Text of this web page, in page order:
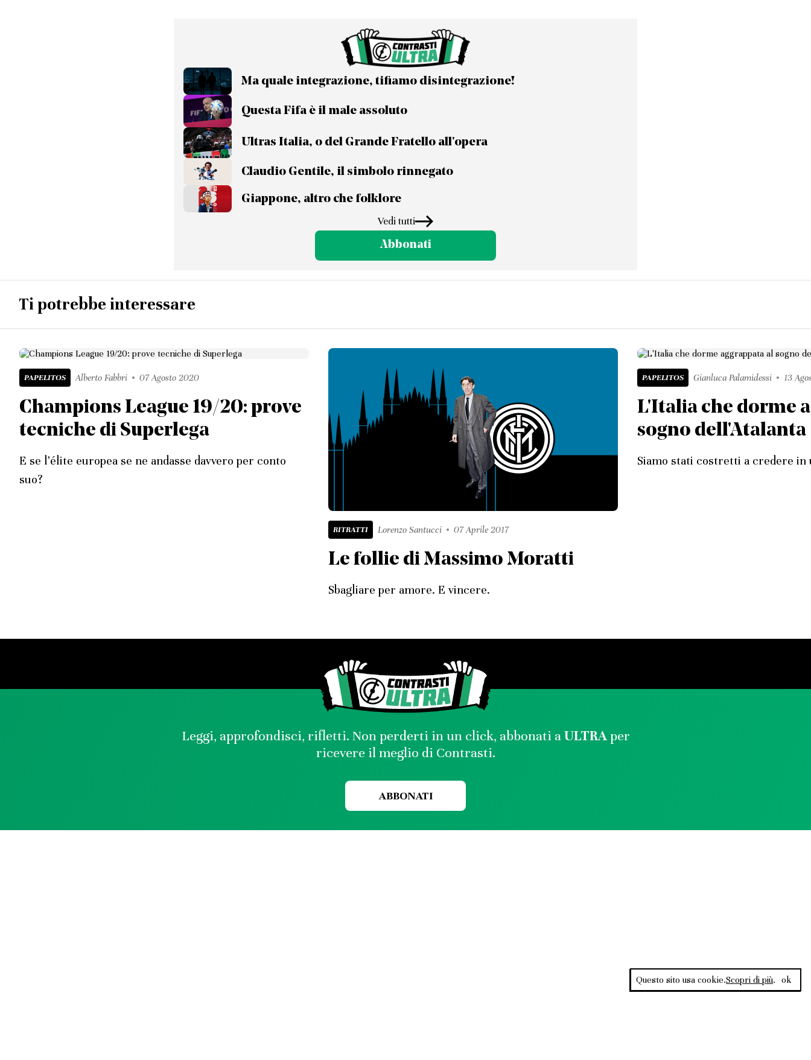
Ma quale integrazione, tifiamo disintegrazione!
Questa Fifa è il male assoluto
Ultras Italia, o del Grande Fratello all'opera
Claudio Gentile, il simbolo rinnegato
Giappone, altro che folklore
Vedi tutti
Abbonati
Ti potrebbe interessare
PAPELITOS Alberto Fabbri 07 Agosto 2020
Champions League 19/20: prove
tecniche di Superlega
E se l'élite europea se ne andasse davvero per conto
suo?
RITRATTI Lorenzo Santucci 07 Aprile 2017
Le follie di Massimo Moratti
Sbagliare per amore. E vincere.
PAPELITOS Gianluca Palamidessi 13
L'Italia che dorme
sogno dell'Atalanta
Siamo stati costretti a credere in
Leggi, approfondisci, rifletti. Non perderti in un click, abbonati aULTRAper
ricevere il meglio di Contrasti.
ABBONATI
Questo sito usa cookie.Scopri di più. ok